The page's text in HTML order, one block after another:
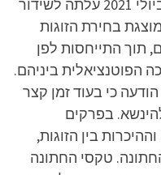
לשידור העונה השלישית, וב- 13 ביולי 2021 עלתה לשידור
בחירת הזוגות
תוך התייחסות לפן
הפוטנציאלית ביניהם.
כי בעוד זמן קצר
בפרקים
בין הזוגות,
טקסי החתונה